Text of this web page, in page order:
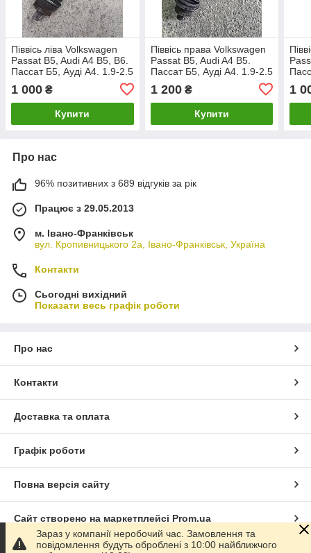
Піввісь ліва Volkswagen
Passat B5, Audi A4 B5, B6.
Пассат Б5, Ауді А4. 1.9-2.5
1 000 ₴
Купити
Піввісь права Volkswagen
Passat B5, Audi A4 B5.
Пассат Б5, Ауді А4. 1.9-2.5
8D0407272EH.
1 200₴
Купити
1
Про нас
96% позитивних з 689 відгуків за рік
Працює з 29.05.2013
м. Івано-Франківськ
вул. Кропивницького 2а, Івано-Франківськ, Україна
Контакти
Сьогодні вихідний
Показати весь графік роботи
Про нас
Контакти
Доставка та оплата
Графік роботи
Повна версія сайту
Сайт створено на маркетплейсі Prom.ua
Зараз у компанії неробочий час. Замовлення та
повідомлення будуть оброблені з 10:00 найближчого